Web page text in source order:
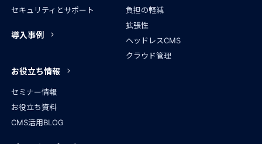
セキュリティとサポート
導入事例
負担の軽減
拡張性
ヘッドレスCMS
クラウド管理
お役立ち情報
セミナー情報
お役立ち資料
CMS活用BLOG